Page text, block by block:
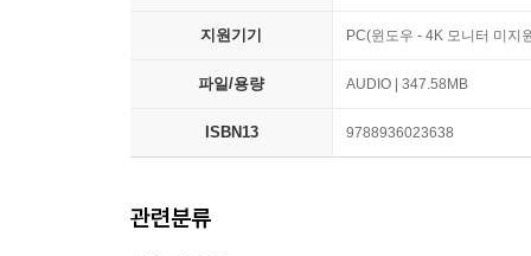
지원기기 PC(윈도우 - 4K 모니터 미지
파일/용량 AUDIO | 347.58MB
ISBN13 9788936023638
관련분류